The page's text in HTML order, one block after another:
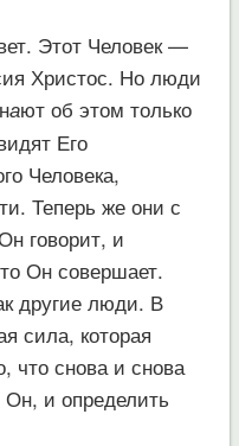
Этот Человек —
Христос. Но люди
ают об этом только
Его
Человека,
Теперь же они с
говорит, и
Он совершает.
другие люди. В
сила, которая
что снова и снова
Он, и определить